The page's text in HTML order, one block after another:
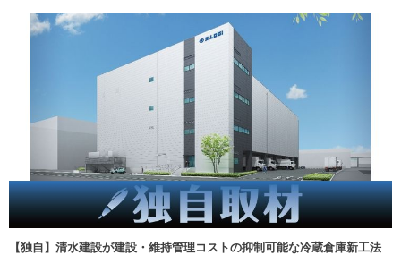
【独自】清水建設が建設・維持管理コストの抑制可能な冷蔵倉庫新工法